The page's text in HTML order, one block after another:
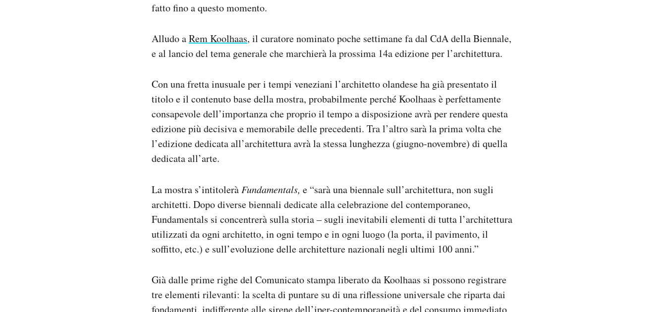
fatto fino a questo momento.
Alludo aRem Koolhaas, il curatore nominato poche settimane fa dal CdA della Biennale,
e al lancio del tema generale che marchierà la prossima 14a edizione per l’architettura.
Con una fretta inusuale per i tempi veneziani l’architetto olandese ha già presentato il
titolo e il contenuto base della mostra, probabilmente perché Koolhaas è perfettamente
consapevole dell’importanza che proprio il tempo a disposizione avrà per rendere questa
edizione più decisiva e memorabile delle precedenti. Tra l’altro sarà la prima volta che
l’edizione dedicata all’architettura avrà la stessa lunghezza (giugno-novembre) di quella
dedicata all’arte.
La mostra s’intitolerà Fundamentals, e “sarà una biennale sull’architettura, non sugli
architetti. Dopo diverse biennali dedicate alla celebrazione del contemporaneo,
Fundamentals si concentrerà sulla storia – sugli inevitabili elementi di tutta l’architettura
utilizzati da ogni architetto, in ogni tempo e in ogni luogo (la porta, il pavimento, il
soffitto, etc.) e sull’evoluzione delle architetture nazionali negli ultimi 100 anni.”
Già dalle prime righe del Comunicato stampa liberato da Koolhaas si possono registrare
tre elementi rilevanti: la scelta di puntare su di una riflessione universale che riparta dai
fondamenti, indifferente alle sirene dell’iper-contemporaneità e del consumo immediato